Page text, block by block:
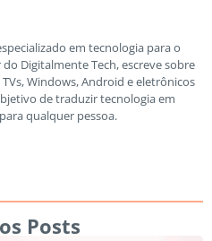
em tecnologia para o
Digitalmente Tech, escreve sobre
Windows, Android e eletrônicos
de traduzir tecnologia em
qualquer pessoa.
Posts